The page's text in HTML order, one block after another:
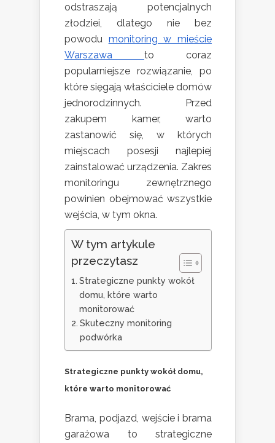
odstraszają potencjalnych
złodziei, dlatego nie bez
powodu monitoring w mieście
Warszawa to coraz
popularniejsze rozwiązanie, po
które sięgają właściciele domów
jednorodzinnych. Przed
zakupem kamer, warto
zastanowić się, w których
miejscach posesji najlepiej
zainstalować urządzenia. Zakres
monitoringu zewnętrznego
powinien obejmować wszystkie
wejścia, w tym okna.
W tym artykule
przeczytasz
Strategiczne punkty wokół
domu, które warto
monitorować
Skuteczny monitoring
podwórka
Strategiczne punkty wokół domu,
które warto monitorować
Brama, podjazd, wejście i brama
garażowa to strategiczne